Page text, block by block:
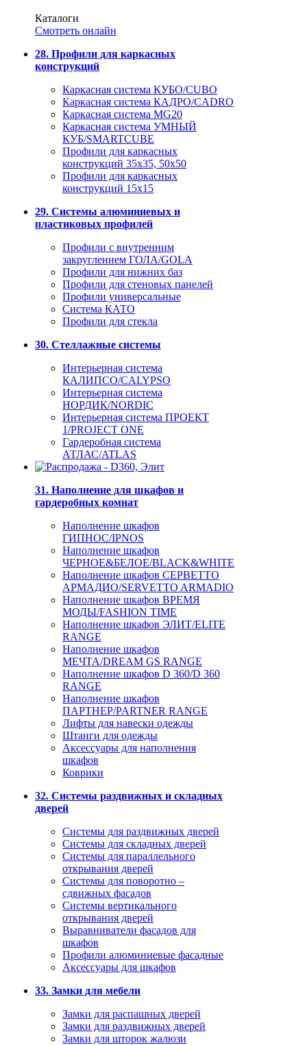
Каталоги
Смотреть онлайн
28. Профили для каркасных
конструкций
Каркасная система КУБО/CUBO
Каркасная система КАДРО/CADRO
Каркасная система MG20
Каркасная система УМНЫЙ
КУБ/SMARTCUBE
Профили для каркасных
конструкций 35x35, 50x50
Профили для каркасных
конструкций 15х15
29. Системы алюминиевых и
пластиковых профилей
Профили с внутренним
закруглением ГОЛА/GOLA
Профили для нижних баз
Профили для стеновых панелей
Профили универсальные
Система КАТО
Профили для стекла
30. Стеллажные системы
Интерьерная система
КАЛИПСО/CALYPSO
Интерьерная система
НОРДИК/NORDIC
Интерьерная система ПРОЕКТ
1/PROJECT ONE
Гардеробная система
АТЛАС/ATLAS
31. Наполнение для шкафов и
гардеробных комнат
Наполнение шкафов
ГИПНОС/IPNOS
Наполнение шкафов
ЧЕРНОЕ&БЕЛОЕ/BLACK&WHITE
Наполнение шкафов СЕРВЕТТО
АРМАДИО/SERVETTO ARMADIO
Наполнение шкафов ВРЕМЯ
МОДЫ/FASHION TIME
Наполнение шкафов ЭЛИТ/ELITE
RANGE
Наполнение шкафов
МЕЧТА/DREAM GS RANGE
Наполнение шкафов D 360/D 360
RANGE
Наполнение шкафов
ПАРТНЕР/PARTNER RANGE
Лифты для навески одежды
Штанги для одежды
Аксессуары для наполнения
шкафов
Коврики
32. Системы раздвижных и складных
дверей
Системы для раздвижных дверей
Системы для складных дверей
Системы для параллельного
открывания дверей
Системы для поворотно –
сдвижных фасадов
Системы вертикального
открывания дверей
Выравниватели фасадов для
шкафов
Профили алюминиевые фасадные
Аксессуары для шкафов
33. Замки для мебели
Замки для распашных дверей
Замки для раздвижных дверей
Замки для шторок жалюзи